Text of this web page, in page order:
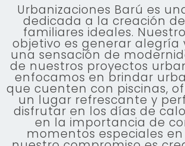
Urbanizaciones Barú es
dedicada a la creación
familiares ideales.
objetivo es generar alegría
una sensación de
de nuestros proyectos
enfocamos en brindar
que cuenten con piscinas,
un lugar refrescante y
disfrutar en los días de
en la importancia de
momentos especiales